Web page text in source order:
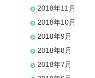
2018年11月
2018年10月
2018年9月
2018年8月
2018年7月